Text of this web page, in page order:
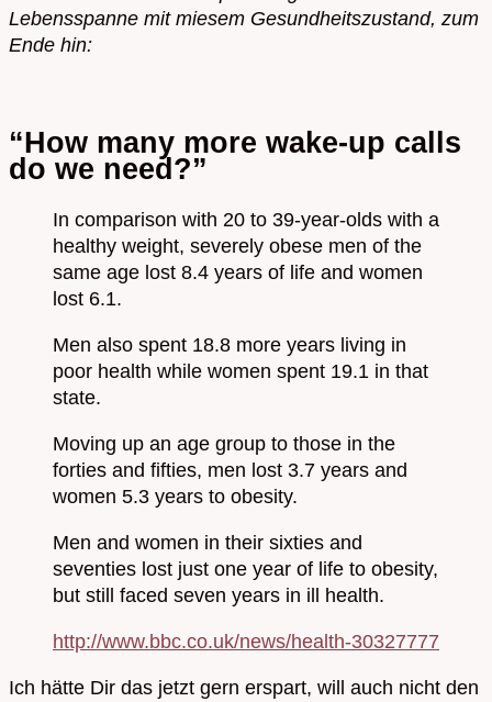
Lebensspanne mit miesem Gesundheitszustand, zum
Ende hin:
“How many more wake-up calls
do we need?”
In comparison with 20 to 39-year-olds with a
healthy weight, severely obese men of the
same age lost 8.4 years of life and women
lost 6.1.
Men also spent 18.8 more years living in
poor health while women spent 19.1 in that
state.
Moving up an age group to those in the
forties and fifties, men lost 3.7 years and
women 5.3 years to obesity.
Men and women in their sixties and
seventies lost just one year of life to obesity,
but still faced seven years in ill health.
http://www.bbc.co.uk/news/health-30327777
Ich hätte Dir das jetzt gern erspart, will auch nicht den